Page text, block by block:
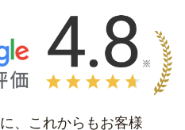
、これからもお客様